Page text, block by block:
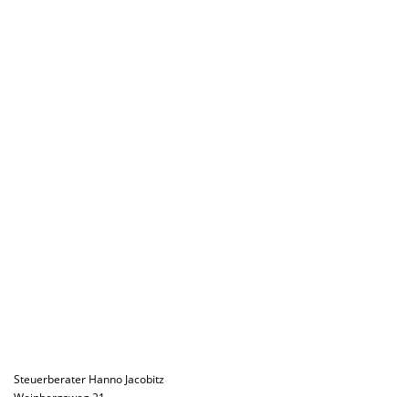
Steuerberater Hanno Jacobitz